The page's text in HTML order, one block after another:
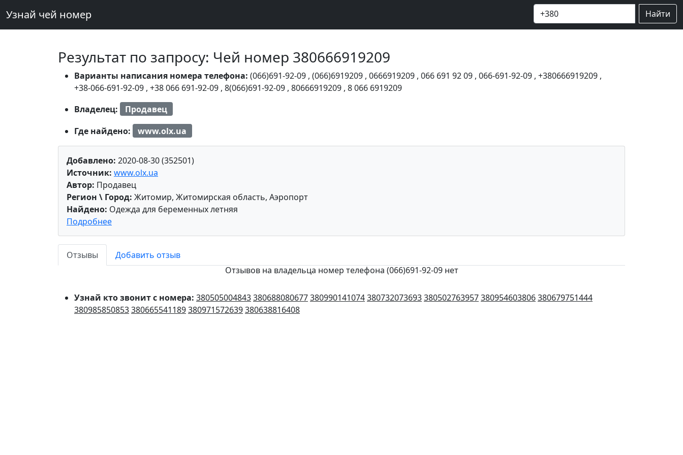
Узнай чей номер Найти
Результат по запросу: Чей номер 380666919209
Варианты написания номера телефона: (066)691-92-09 , (066)6919209 , 0666919209 , 066 691 92 09 , 066-691-92-09 , +380666919209 ,
+38-066-691-92-09 , +38 066 691-92-09 , 8(066)691-92-09 , 80666919209 , 8 066 6919209
Владелец:
Продавец
Где найдено:
www.olx.ua
Добавлено: 2020-08-30 (352501)
Источник: www.olx.ua
Автор: Продавец
Регион \ Город: Житомир, Житомирская область, Аэропорт
Найдено: Одежда для беременных летняя
Подробнее
Отзывы
Добавить отзыв
Отзывов на владельца номер телефона (066)691-92-09 нет
Узнай кто звонит с номера: 380505004843380688080677380990141074380732073693380502763957380954603806380679751444
380985850853380665541189380971572639380638816408